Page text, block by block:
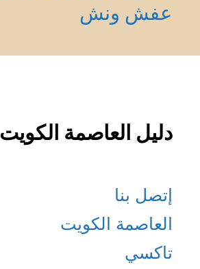
عفش ونش
دليل العاصمة الكويت
إتصل بنا
العاصمة الكويت
تاكسي